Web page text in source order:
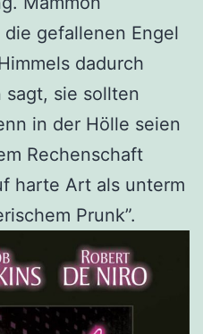
gefallenen Engel
dadurch
sagt, sie sollten
in der Hölle seien
Rechenschaft
harte Art als unterm
Prunk”.